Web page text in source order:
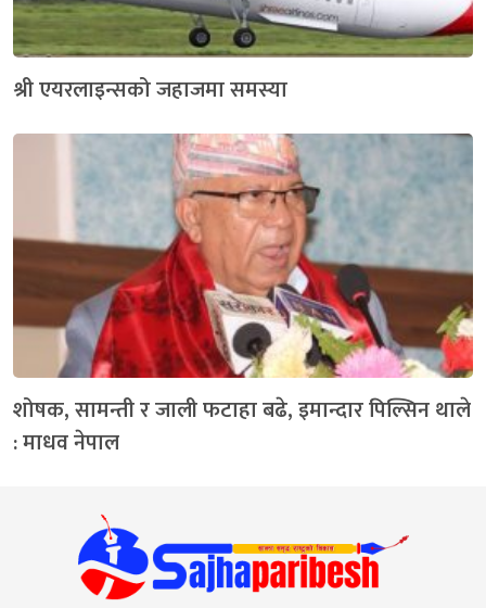
श्री एयरलाइन्सको जहाजमा समस्या
शोषक, सामन्ती र जाली फटाहा बढे, इमान्दार पिल्सिन थाले
: माधव नेपाल